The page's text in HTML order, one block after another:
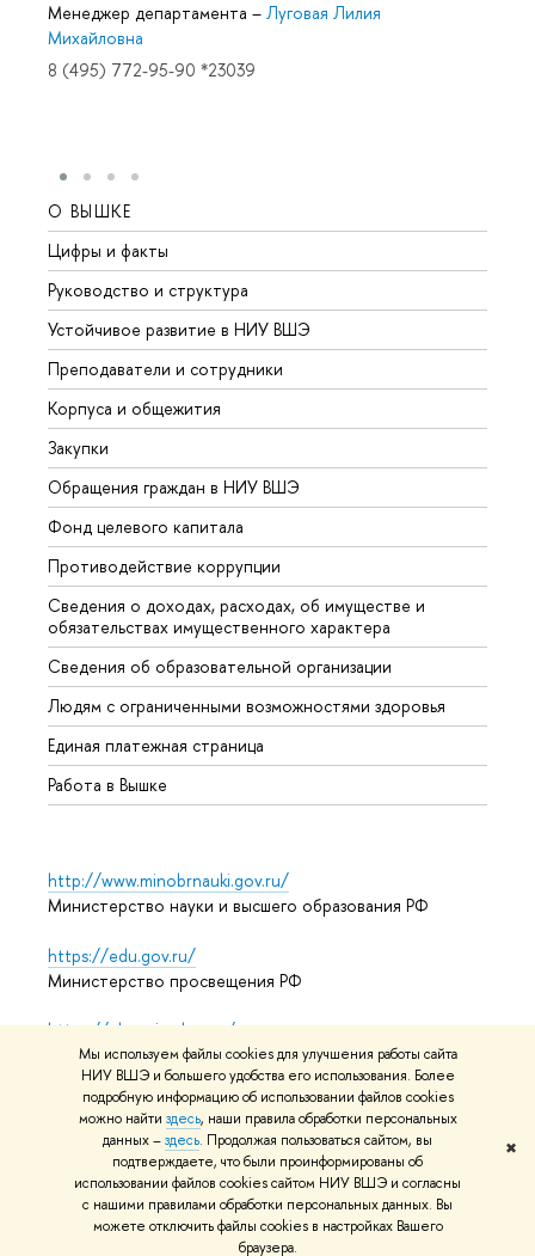
Мы используем файлы cookies для улучшения работы сайта
НИУ ВШЭ и большего удобства его использования. Более
подробную информацию об использовании файлов cookies
можно найти здесь, наши правила обработки персональных
данных –здесь. Продолжая пользоваться сайтом, вы
подтверждаете, что были проинформированы об
использовании файлов cookies сайтом НИУ ВШЭ и согласны
с нашими правилами обработки персональных данных. Вы
можете отключить файлы cookies в настройках Вашего
браузера.
✖
Менеджер департамента – Луговая Лилия
Михайловна
8 (495) 772-95-90 *23039
О ВЫШКЕ
Цифры и факты
Руководство и структура
Устойчивое развитие в НИУ ВШЭ
Преподаватели и сотрудники
Корпуса и общежития
Закупки
Обращения граждан в НИУ ВШЭ
Фонд целевого капитала
Противодействие коррупции
Сведения о доходах, расходах, об имуществе и
обязательствах имущественного характера
Сведения об образовательной организации
Людям с ограниченными возможностями здоровья
Единая платежная страница
Работа в Вышке
http://www.minobrnauki.gov.ru/
Министерство науки и высшего образования РФ
https://edu.gov.ru/
Министерство просвещения РФ
https://elearning.hse.ru/mooc
Массовые открытые онлайн-курсы
© НИУ ВШЭ 1993–2026 Адреса и контактыУсловия
использования материаловПолитика конфиденциальности
Карта сайта
Редактору